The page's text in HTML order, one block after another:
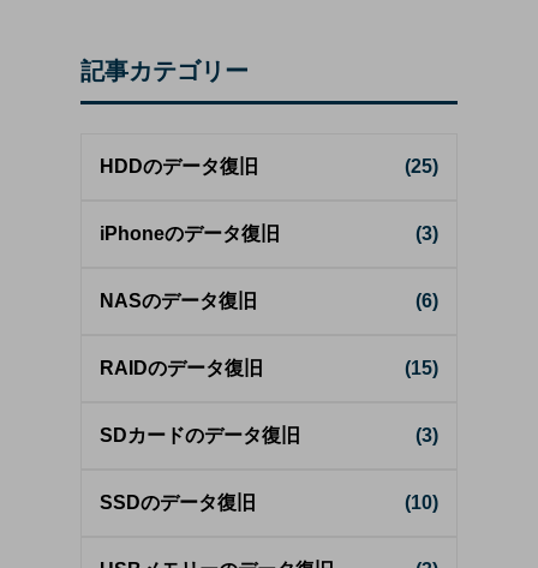
記事カテゴリー
HDDのデータ復旧 (25)
iPhoneのデータ復旧 (3)
NASのデータ復旧 (6)
RAIDのデータ復旧 (15)
SDカードのデータ復旧 (3)
SSDのデータ復旧 (10)